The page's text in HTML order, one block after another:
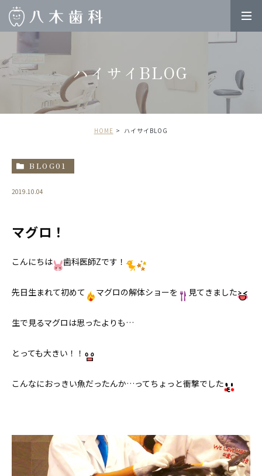
ハイサイBLOG
HOME ハイサイBLOG
BLOG01
2019.10.04
マグロ！
こんにちは 歯科医師Zです！
先日生まれて初めて マグロの解体ショーを 見てきました
生で見るマグロは思ったよりも…
とっても大きい！！
こんなにおっきい魚だったんか…ってちょっと衝撃でした